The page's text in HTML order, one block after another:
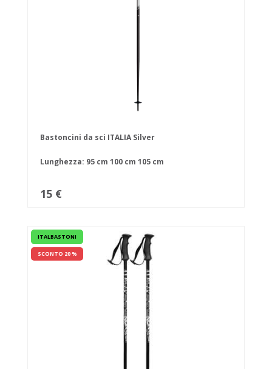
Bastoncini da sci ITALIA Silver
Lunghezza: 95 cm 100 cm 105 cm
15 €
ITALBASTONI
SCONTO 20 %